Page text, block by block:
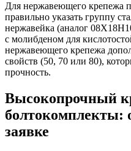
Для нержавеющего крепежа
правильно указать группу
нержавейка (аналог
с молибденом для
нержавеющего крепежа
свойств (50, 70 или 80),
прочность.
Высокопрочный
болтокомплекты:
заявке